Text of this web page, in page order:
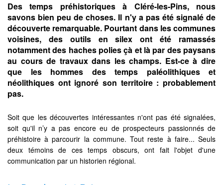
Des temps préhistoriques à Cléré-les-Pins, nous
savons bien peu de choses. Il n'y a pas été signalé de
découverte remarquable. Pourtant dans les communes
voisines, des outils en silex ont été ramassés
notamment des haches polies çà et là par des paysans
au cours de travaux dans les champs. Est-ce à dire
que les hommes des temps paléolithiques et
néolithiques ont ignoré son territoire : probablement
pas.
Soit que les découvertes intéressantes n'ont pas été signalées,
soit qu'il n’y a pas encore eu de prospecteurs passionnés de
préhistoire à parcourir la commune. Tout reste à faire... Seuls
deux témoins de ces temps obscurs, ont fait l'objet d'une
communication par un historien régional.